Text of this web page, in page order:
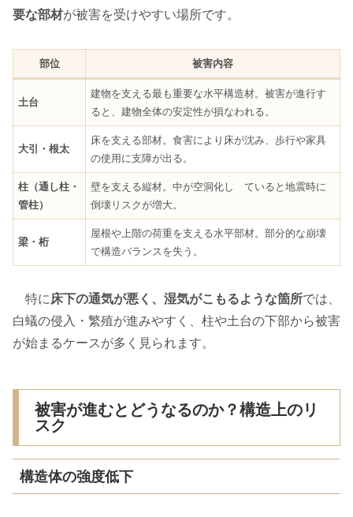
要な部材が被害を受けやすい場所です。
部位 被害内容
土台
建物を支える最も重要な水平構造材。被害が進行す
ると、建物全体の安定性が損なわれる。
大引・根太
床を支える部材。食害により床が沈み、歩行や家具
の使用に支障が出る。
柱（通し柱・
管柱）
壁を支える縦材。中が空洞化し ていると地震時に
倒壊リスクが増大。
梁・桁
屋根や上階の荷重を支える水平部材。部分的な崩壊
で構造バランスを失う。
特に 床下の通気が悪く、湿気がこもるような箇所では、
白蟻の侵入・繁殖が進みやすく、柱や土台の下部から被害
が始まるケースが多く見られます。
被害が進むとどうなるのか？構造上のリ
スク
構造体の強度低下